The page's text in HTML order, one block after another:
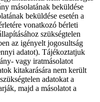
másolatának beküldése
beküldése esetén a
vonatkozó bérleti
szükségtelen
az igényelt jogosultság
adatot). Tájékoztatjuk
vagy iratmásolatot
kitakarására nem került
adatokat a
majd a másolatot a